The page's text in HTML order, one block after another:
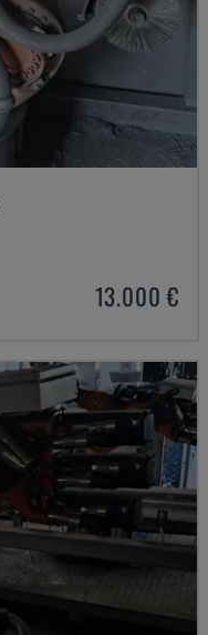
13.000 €